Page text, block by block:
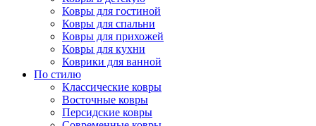
Ковры для гостиной
Ковры для спальни
Ковры для прихожей
Ковры для кухни
Коврики для ванной
По стилю
Классические ковры
Восточные ковры
Персидские ковры